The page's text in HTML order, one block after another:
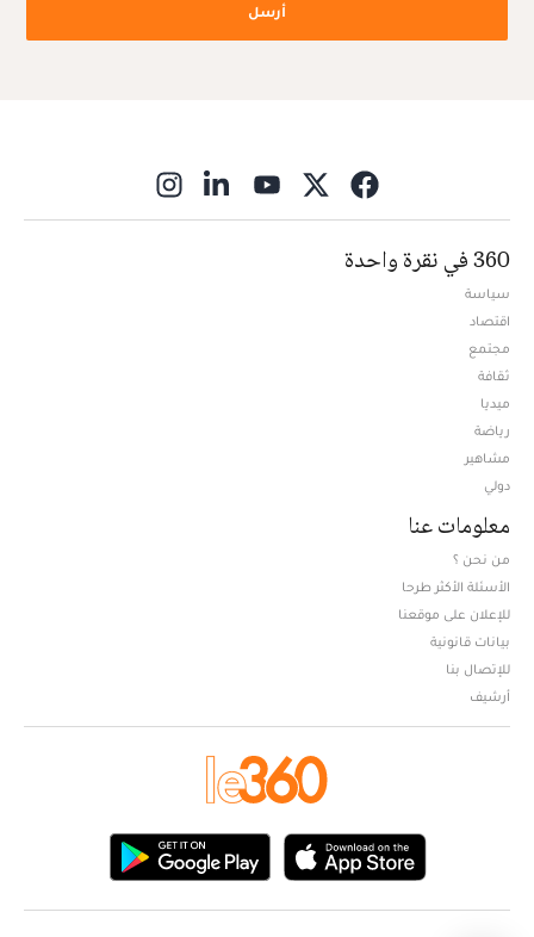
أرسل
360 في نقرة واحدة
سياسة
اقتصاد
مجتمع
ثقافة
ميديا
رياضة
مشاهير
دولي
معلومات عنا
من نحن ؟
الأسئلة الأكثر طرحا
للإعلان على موقعنا
بيانات قانونية
للإتصال بنا
أرشيف